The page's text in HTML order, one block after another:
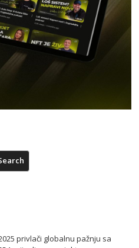
privlači globalnu pažnju sa